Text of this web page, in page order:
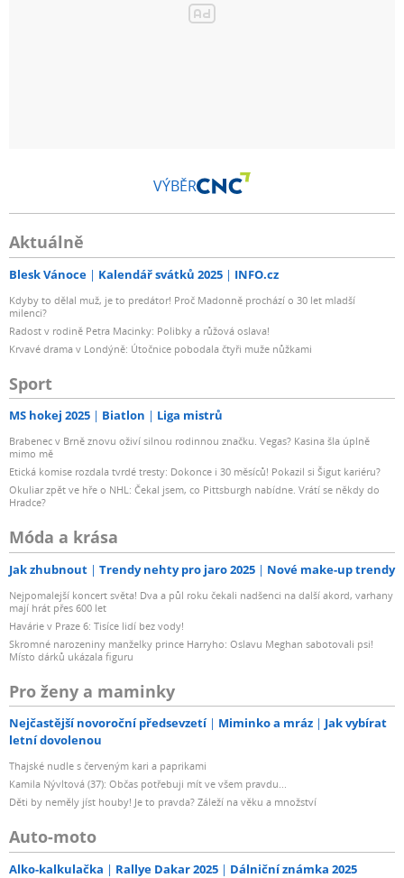
VÝBĚR
Aktuálně
Blesk Vánoce Kalendář svátků 2025 INFO.cz
Kdyby to dělal muž, je to predátor! Proč Madonně prochází o 30 let mladší
milenci?
Radost v rodině Petra Macinky: Polibky a růžová oslava!
Krvavé drama v Londýně: Útočnice pobodala čtyři muže nůžkami
Sport
MS hokej 2025 Biatlon Liga mistrů
Brabenec v Brně znovu oživí silnou rodinnou značku. Vegas? Kasina šla úplně
mimo mě
Etická komise rozdala tvrdé tresty: Dokonce i 30 měsíců! Pokazil si Šigut kariéru?
Okuliar zpět ve hře o NHL: Čekal jsem, co Pittsburgh nabídne. Vrátí se někdy do
Hradce?
Móda a krása
Jak zhubnout Trendy nehty pro jaro 2025 Nové make-up trendy
Nejpomalejší koncert světa! Dva a půl roku čekali nadšenci na další akord, varhany
mají hrát přes 600 let
Havárie v Praze 6: Tisíce lidí bez vody!
Skromné narozeniny manželky prince Harryho: Oslavu Meghan sabotovali psi!
Místo dárků ukázala figuru
Pro ženy a maminky
Nejčastější novoroční předsevzetí Miminko a mráz
Jak vybírat
letní dovolenou
Thajské nudle s červeným kari a paprikami
Kamila Nývltová (37): Občas potřebuji mít ve všem pravdu...
Děti by neměly jíst houby! Je to pravda? Záleží na věku a množství
Auto-moto
Alko-kalkulačka Rallye Dakar 2025 Dálniční známka 2025